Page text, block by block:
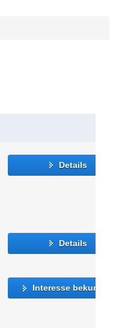
Details
Details
Interesse bekunden